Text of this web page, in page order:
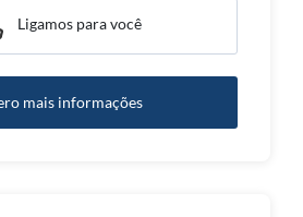
Ligamos para você
mais informações